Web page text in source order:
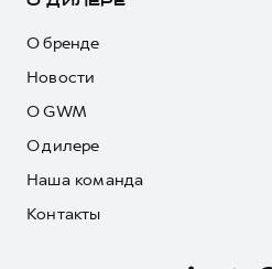
О бренде
Новости
О GWM
О дилере
Наша команда
Контакты